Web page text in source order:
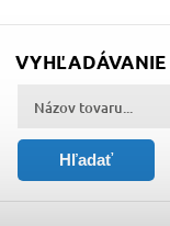
VYHĽADÁVANIE
Hľadať